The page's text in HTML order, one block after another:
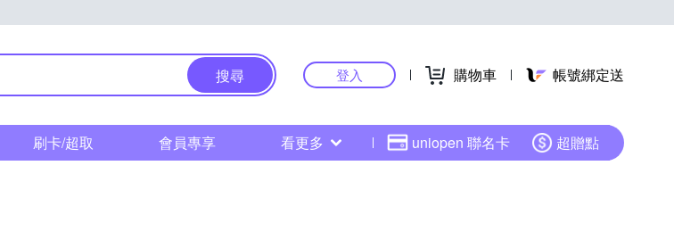
搜尋 登入 購物車 帳號綁定送
刷卡/超取 會員專享 看更多 uniopen 聯名卡 超贈點